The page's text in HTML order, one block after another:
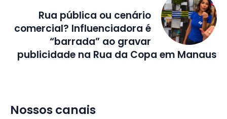
Rua pública ou cenário
comercial? Influenciadora é
“barrada” ao gravar
publicidade na Rua da Copa em Manaus
Nossos canais